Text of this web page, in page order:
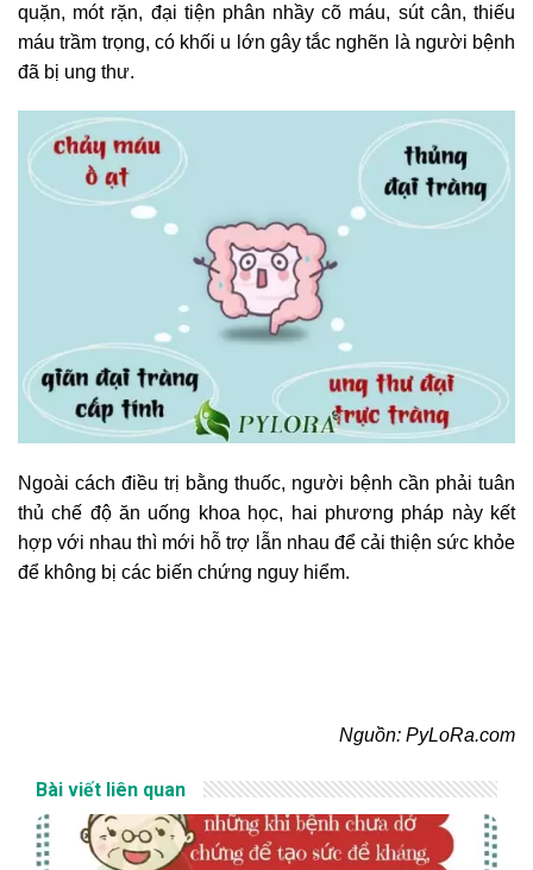
quặn, mót rặn, đại tiện phân nhầy cõ máu, sút cân, thiếu
máu trầm trọng, có khối u lớn gây tắc nghẽn là người bệnh
đã bị ung thư.
Ngoài cách điều trị bằng thuốc, người bệnh cần phải tuân
thủ chế độ ăn uống khoa học, hai phương pháp này kết
hợp với nhau thì mới hỗ trợ lẫn nhau để cải thiện sức khỏe
để không bị các biến chứng nguy hiểm.
Nguồn: PyLoRa.com
Bài viết liên quan